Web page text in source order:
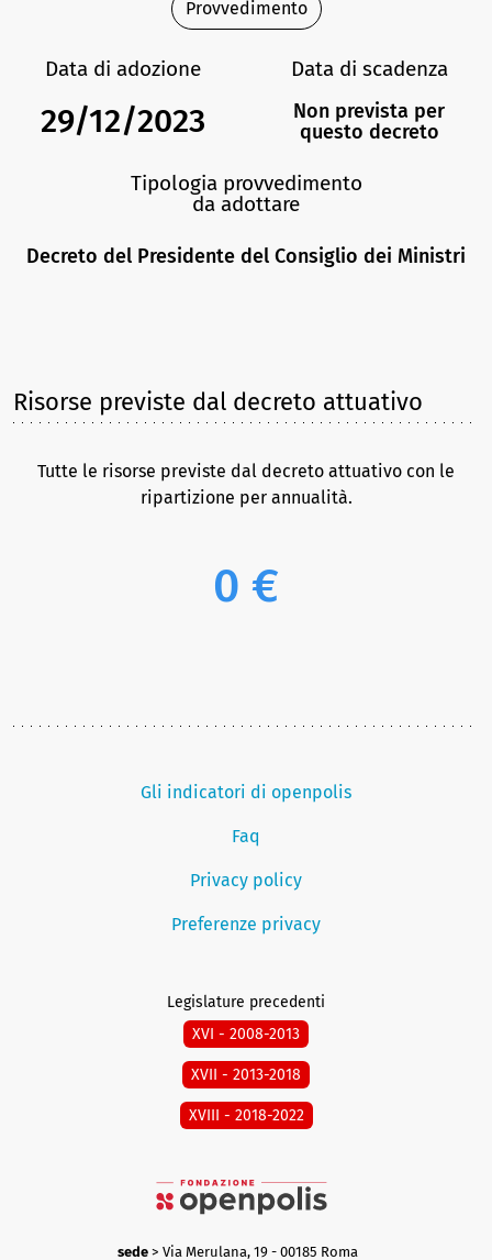
Provvedimento
Data di adozione
29/12/2023
Data di scadenza
Non prevista per
questo decreto
Tipologia provvedimento
da adottare
Decreto del Presidente del Consiglio dei Ministri
Risorse previste dal decreto attuativo
Tutte le risorse previste dal decreto attuativo con le
ripartizione per annualità.
0 €
Gli indicatori di openpolis
Faq
Privacy policy
Preferenze privacy
Legislature precedenti
XVI - 2008-2013
XVII - 2013-2018
XVIII - 2018-2022
sede> Via Merulana, 19 - 00185 Roma